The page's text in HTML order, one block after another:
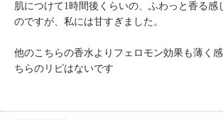
肌につけて1時間後くらいの、ふわっと香る感
のですが、私には甘すぎました。
他のこちらの香水よりフェロモン効果も薄く
ちらのリピはないです